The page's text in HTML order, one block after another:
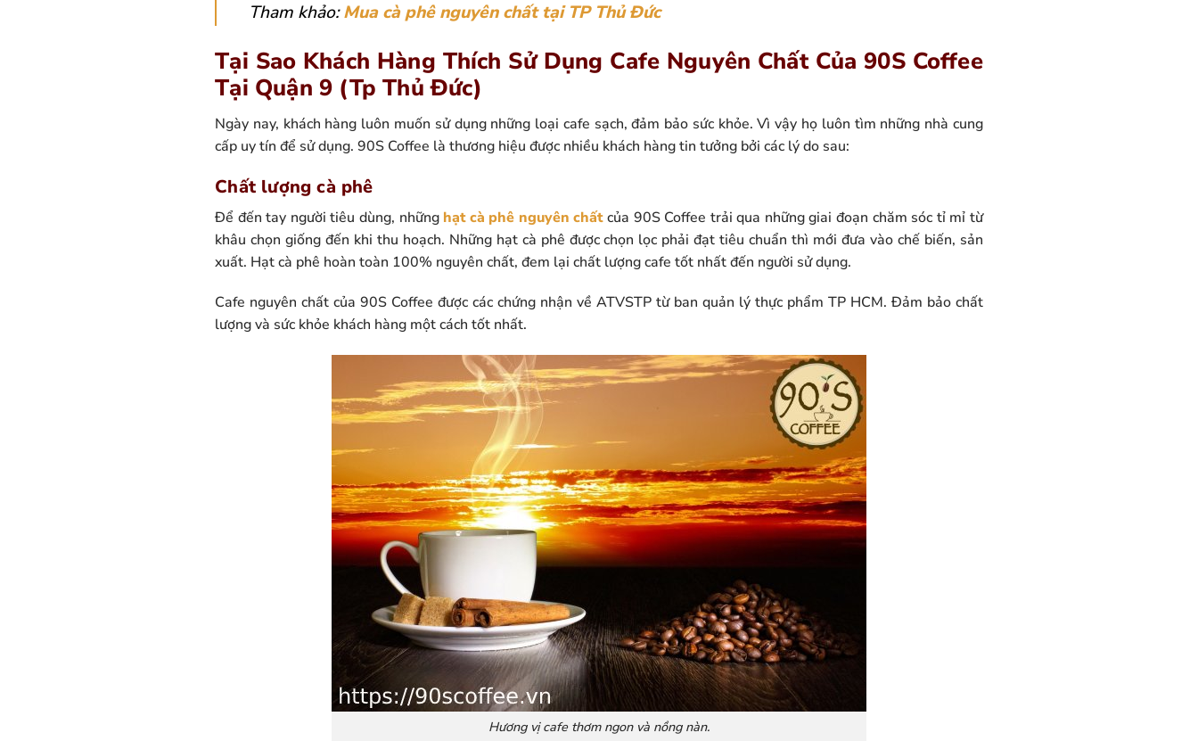
Tham khảo:Mua cà phê nguyên chất tại TP Thủ Đức
Tại Sao Khách Hàng Thích Sử Dụng Cafe Nguyên Chất Của 90S Coffee
Tại Quận 9 (Tp Thủ Đức)
Ngày nay, khách hàng luôn muốn sử dụng những loại cafe sạch, đảm bảo sức khỏe. Vì vậy họ luôn tìm những nhà cung
cấp uy tín để sử dụng. 90S Coffee là thương hiệu được nhiều khách hàng tin tưởng bởi các lý do sau:
Chất lượng cà phê
Để đến tay người tiêu dùng, những hạt cà phê nguyên chấtcủa 90S Coffee trải qua những giai đoạn chăm sóc tỉ mỉ từ
khâu chọn giống đến khi thu hoạch. Những hạt cà phê được chọn lọc phải đạt tiêu chuẩn thì mới đưa vào chế biến, sản
xuất. Hạt cà phê hoàn toàn 100% nguyên chất, đem lại chất lượng cafe tốt nhất đến người sử dụng.
Cafe nguyên chất của 90S Coffee được các chứng nhận về ATVSTP từ ban quản lý thực phẩm TP HCM. Đảm bảo chất
lượng và sức khỏe khách hàng một cách tốt nhất.
Hương vị cafe thơm ngon và nồng nàn.